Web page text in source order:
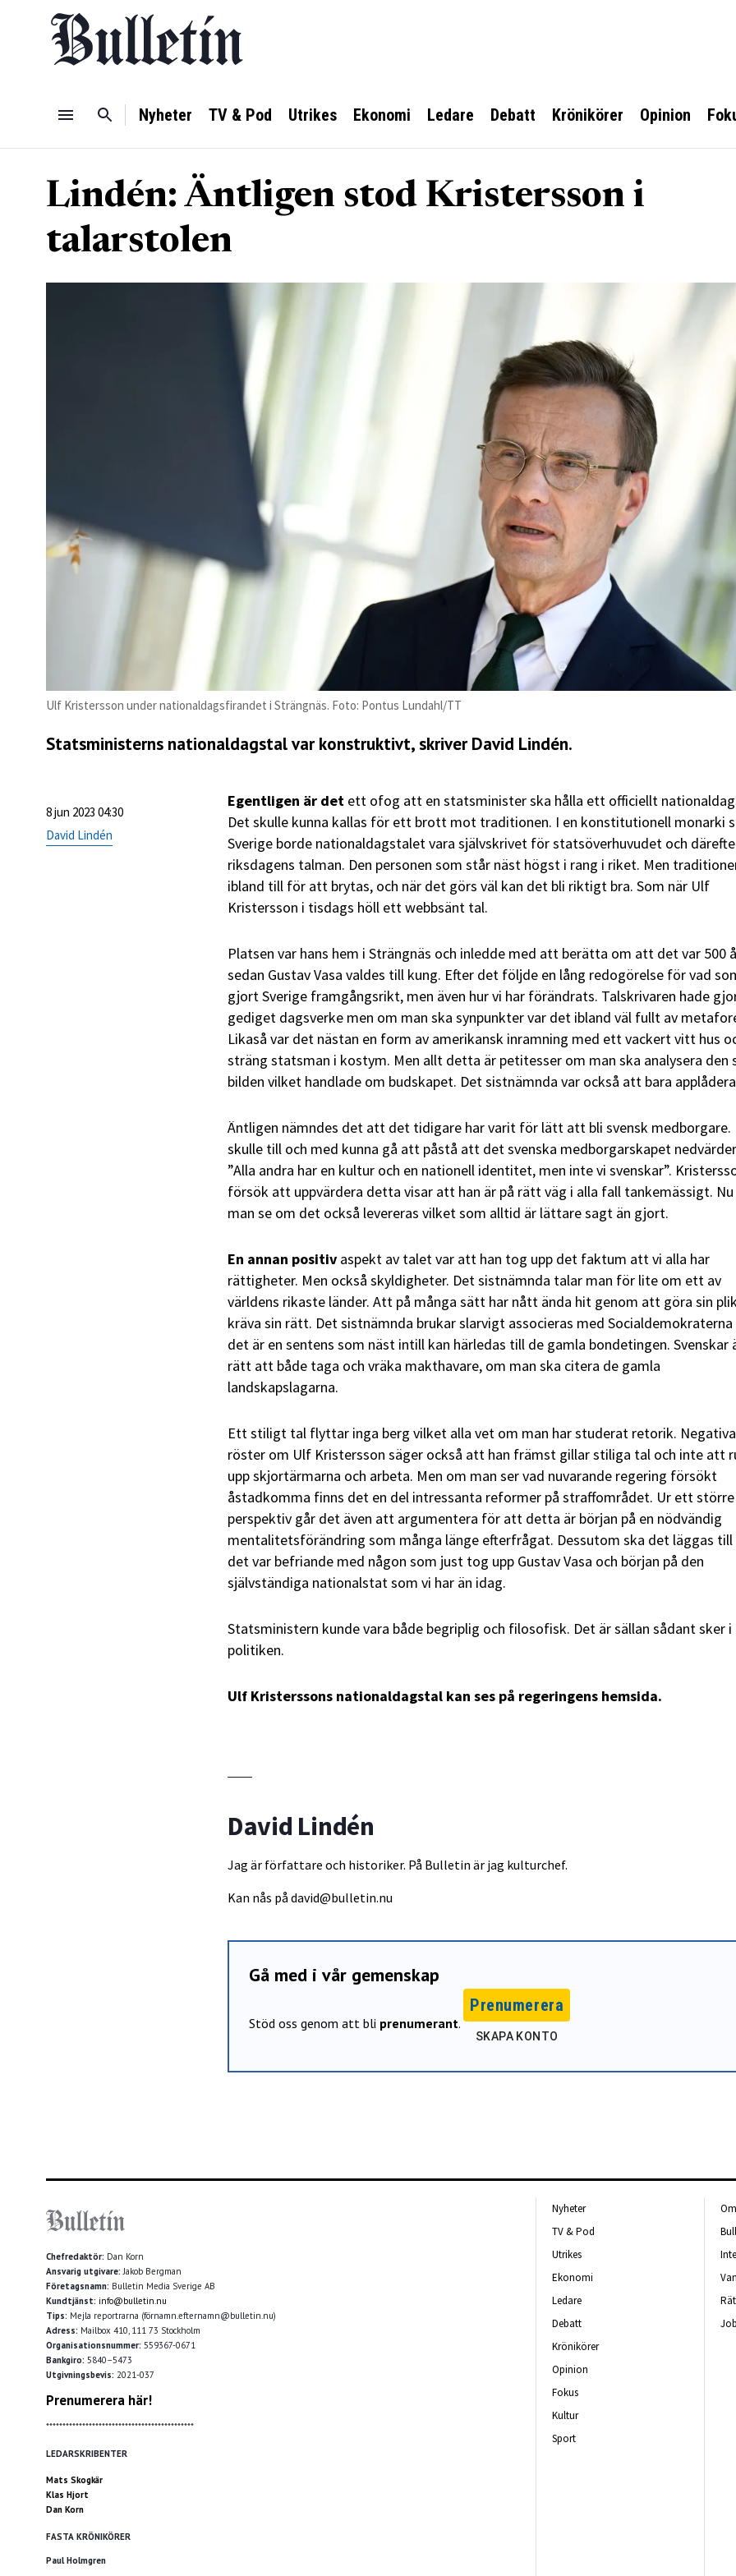
Nyheter TV & Pod Utrikes Ekonomi Ledare Debatt Krönikörer Opinion
Lindén: Äntligen stod Kristersson i
talarstolen
Ulf Kristersson under nationaldagsfirandet i Strängnäs. Foto: Pontus Lundahl/TT
Statsministerns nationaldagstal var konstruktivt, skriver David Lindén.
8 jun 2023 04:30
David Lindén
Egentligen är det ett ofog att en statsminister ska hålla ett officiellt
Det skulle kunna kallas för ett brott mot traditionen. I en konstitutionell monarki
Sverige borde nationaldagstalet vara självskrivet för statsöverhuvudet och
riksdagens talman. Den personen som står näst högst i rang i riket. Men
ibland till för att brytas, och när det görs väl kan det bli riktigt bra. Som när Ulf
Kristersson i tisdags höll ett webbsänt tal.
Platsen var hans hem i Strängnäs och inledde med att berätta om att det var 500
sedan Gustav Vasa valdes till kung. Efter det följde en lång redogörelse för vad
gjort Sverige framgångsrikt, men även hur vi har förändrats. Talskrivaren hade
gediget dagsverke men om man ska synpunkter var det ibland väl fullt av
Likaså var det nästan en form av amerikansk inramning med ett vackert vitt hus
sträng statsman i kostym. Men allt detta är petitesser om man ska analysera den
bilden vilket handlade om budskapet. Det sistnämnda var också att bara
Äntligen nämndes det att det tidigare har varit för lätt att bli svensk medborgare.
skulle till och med kunna gå att påstå att det svenska medborgarskapet
”Alla andra har en kultur och en nationell identitet, men inte vi svenskar”.
försök att uppvärdera detta visar att han är på rätt väg i alla fall tankemässigt.
man se om det också levereras vilket som alltid är lättare sagt än gjort.
En annan positiv aspekt av talet var att han tog upp det faktum att vi alla har
rättigheter. Men också skyldigheter. Det sistnämnda talar man för lite om ett av
världens rikaste länder. Att på många sätt har nått ända hit genom att göra sin
kräva sin rätt. Det sistnämnda brukar slarvigt associeras med Socialdemokraterna
det är en sentens som näst intill kan härledas till de gamla bondetingen. Svenskar
rätt att både taga och vräka makthavare, om man ska citera de gamla
landskapslagarna.
Ett stiligt tal flyttar inga berg vilket alla vet om man har studerat retorik. Negativa
röster om Ulf Kristersson säger också att han främst gillar stiliga tal och inte att
upp skjortärmarna och arbeta. Men om man ser vad nuvarande regering försökt
åstadkomma finns det en del intressanta reformer på straffområdet. Ur ett större
perspektiv går det även att argumentera för att detta är början på en nödvändig
mentalitetsförändring som många länge efterfrågat. Dessutom ska det läggas
det var befriande med någon som just tog upp Gustav Vasa och början på den
självständiga nationalstat som vi har än idag.
Statsministern kunde vara både begriplig och filosofisk. Det är sällan sådant sker i
politiken.
Ulf Kristerssons nationaldagstal kan ses på regeringens hemsida.
David Lindén
Jag är författare och historiker. På Bulletin är jag kulturchef.
Kan nås på david@bulletin.nu
Gå med i vår gemenskap
Stöd oss genom att bli prenumerant.
Prenumerera
SKAPA KONTO
Chefredaktör: Dan Korn
Ansvarig utgivare: Jakob Bergman
Företagsnamn: Bulletin Media Sverige AB
Kundtjänst: info@bulletin.nu
Tips: Mejla reportrarna (förnamn.efternamn@bulletin.nu)
Adress: Mailbox 410, 111 73 Stockholm
Organisationsnummer: 559367-0671
Bankgiro: 5840–5473
Utgivningsbevis: 2021-037
Prenumerera här!
*********************************************
LEDARSKRIBENTER
Mats Skogkär
Klas Hjort
Dan Korn
FASTA KRÖNIKÖRER
Paul Holmgren
Nyheter
TV & Pod
Utrikes
Ekonomi
Ledare
Debatt
Krönikörer
Opinion
Fokus
Kultur
Sport